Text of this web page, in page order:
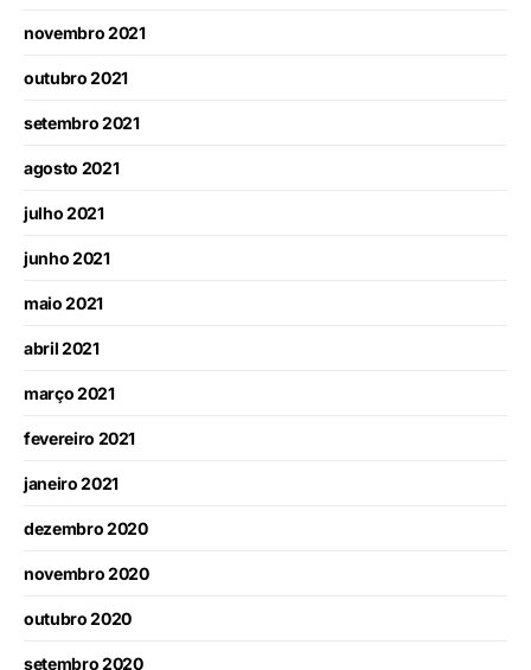
novembro 2021
outubro 2021
setembro 2021
agosto 2021
julho 2021
junho 2021
maio 2021
abril 2021
março 2021
fevereiro 2021
janeiro 2021
dezembro 2020
novembro 2020
outubro 2020
setembro 2020